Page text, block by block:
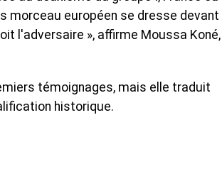
morceau européen se dresse devant
l'adversaire », affirme Moussa Koné,
témoignages, mais elle traduit
historique.